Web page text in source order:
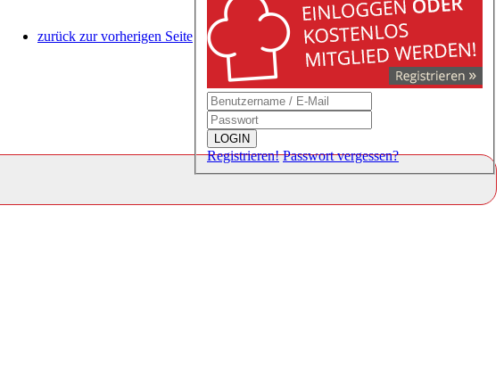
LOGIN
Registrieren! Passwort vergessen?
zurück zur vorherigen Seite